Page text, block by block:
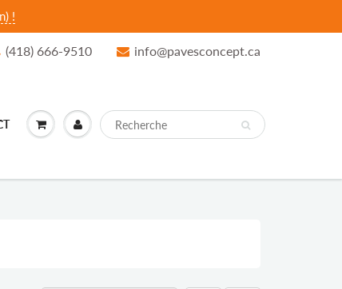
!
(418) 666-9510 info@pavesconcept.ca